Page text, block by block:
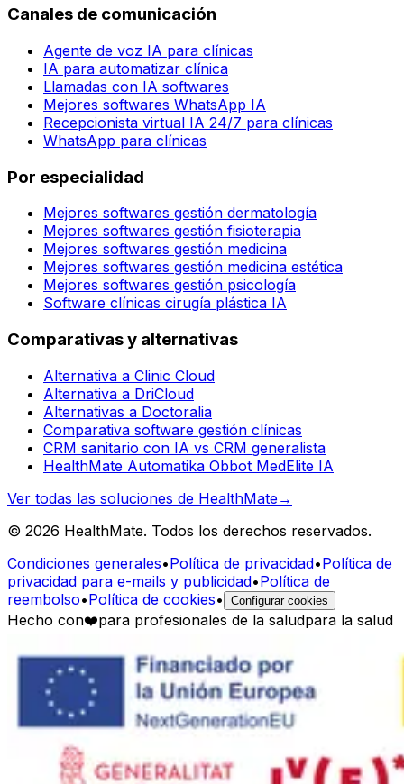
Canales de comunicación
Agente de voz IA para clínicas
IA para automatizar clínica
Llamadas con IA softwares
Mejores softwares WhatsApp IA
Recepcionista virtual IA 24/7 para clínicas
WhatsApp para clínicas
Por especialidad
Mejores softwares gestión dermatología
Mejores softwares gestión fisioterapia
Mejores softwares gestión medicina
Mejores softwares gestión medicina estética
Mejores softwares gestión psicología
Software clínicas cirugía plástica IA
Comparativas y alternativas
Alternativa a Clinic Cloud
Alternativa a DriCloud
Alternativas a Doctoralia
Comparativa software gestión clínicas
CRM sanitario con IA vs CRM generalista
HealthMate Automatika Obbot MedElite IA
Ver todas las soluciones de HealthMate→
© 2026 HealthMate. Todos los derechos reservados.
Condiciones generales•Política de privacidad•Política de
privacidad para e-mails y publicidad•Política de
reembolso•Política de cookies• Configurar cookies
Hecho con❤️para profesionales de la saludpara la salud